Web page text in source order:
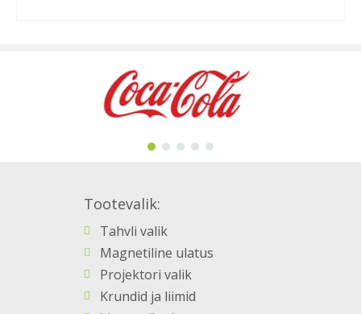
Tootevalik:
Tahvli valik
Magnetiline ulatus
Projektori valik
Krundid ja liimid